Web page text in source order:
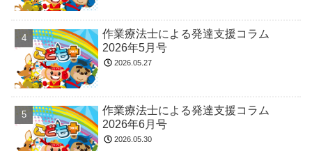
作業療法士による発達支援コラム
2026年5月号
2026.05.27
作業療法士による発達支援コラム
2026年6月号
2026.05.30